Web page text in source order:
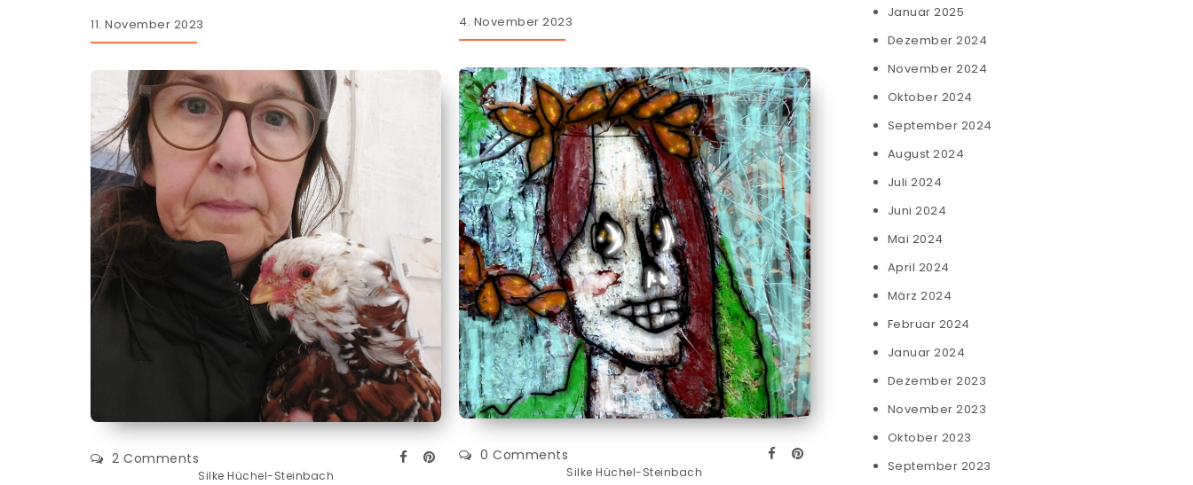
11. November 2023
Silke Hüchel-Steinbach
2 Comments
4. November 2023
Silke Hüchel-Steinbach
0 Comments
Januar 2025
Dezember 2024
November 2024
Oktober 2024
September 2024
August 2024
Juli 2024
Juni 2024
Mai 2024
April 2024
März 2024
Februar 2024
Januar 2024
Dezember 2023
November 2023
Oktober 2023
September 2023